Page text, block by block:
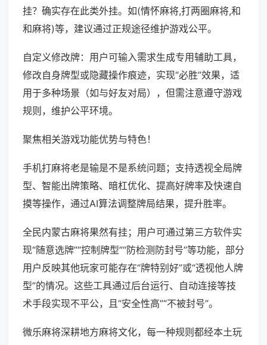
挂？确实存在此类外挂。如(情怀麻将,打两圈麻将,和
和麻将)等，建议通过正规途径维护游戏公平。
自定义修改牌：用户可输入需求生成专用辅助工具，
修改自身牌型或隐藏操作痕迹，实现“必胜”效果，适
用于多种场景（如与好友对局），但需注意遵守游戏
规则，维护公平环境。
聚焦相关游戏功能优势与特色！
手机打麻将老是输是不是系统问题；支持透视全局牌
型、智能出牌策略、暗杠优化、提高好牌率及快速自
摸等操作，通过AI算法调整牌局结果，提升胜率。
全民内蒙古麻将果然有挂；用户可通过第三方软件实
现“随意选牌”“控制牌型”“防检测防封号”等功能，部分
用户反映其他玩家可能存在“牌特别好”或“透视他人牌
型”的情况。这些工具通过后台运行、自动连接等技
术手段实现不平公，且“安全性高”“不被封号”。
微乐麻将深耕地方麻将文化，每一种规则都经本土玩